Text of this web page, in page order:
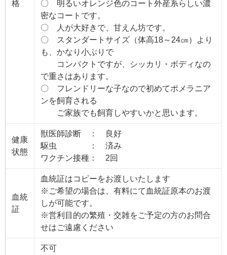
格
〇 明るいオレンジ色のコート外産系らしい濃
密なコートです。
〇 人が大好きで、甘えん坊です。
〇 スタンダートサイズ（体高18～24㎝）より
も、かなり小ぶりで
コンパクトですが、シッカリ・ボディなの
で重さはあります。
〇 フレンドリーな子なので初めてポメラニア
ンを飼育される
ご家族でも飼育しやすいかと思います。
健康
状態
獣医師診断 ： 良好
駆虫 ： 済み
ワクチン接種： 2回
血統
証
血統証はコピーをお渡しいたします
※ご希望の場合は、有料にて血統証原本のお渡
しが可能です。
※営利目的の繁殖・交雑をご予定の方のお問合
せはご遠慮ください
不可